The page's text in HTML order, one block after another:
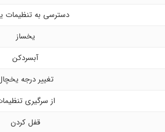
دسترسی به تنظیمات
یخساز
آبسردکن
تغییر درجه
از سرگیری
قفل کردن